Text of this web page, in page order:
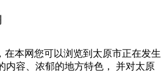
在本网您可以浏览到太原市正在发生
内容、浓郁的地方特色， 并对太原